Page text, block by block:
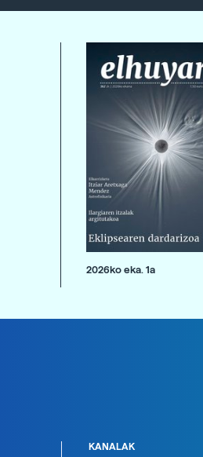
2026ko eka. 1a
KANALAK